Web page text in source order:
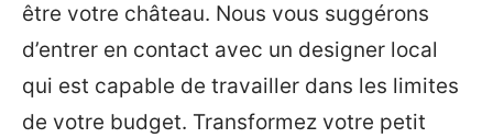
être votre château. Nous vous suggérons
d’entrer en contact avec un designer local
qui est capable de travailler dans les limites
de votre budget. Transformez votre petit